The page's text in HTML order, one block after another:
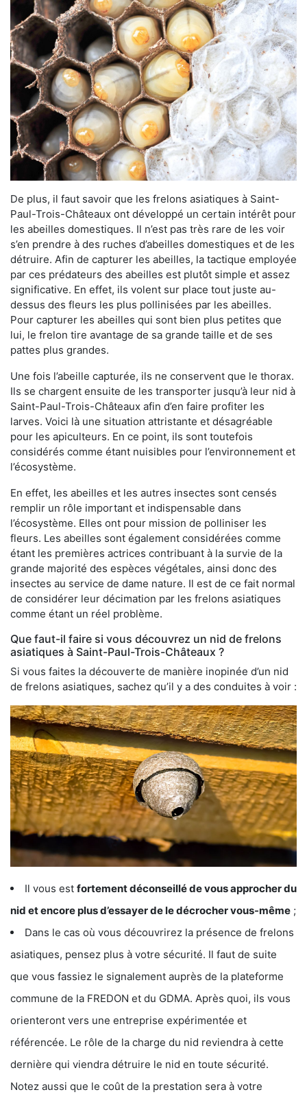
De plus, il faut savoir que les frelons asiatiques à Saint-
Paul-Trois-Châteaux ont développé un certain intérêt pour
les abeilles domestiques. Il n’est pas très rare de les voir
s’en prendre à des ruches d’abeilles domestiques et de les
détruire. Afin de capturer les abeilles, la tactique employée
par ces prédateurs des abeilles est plutôt simple et assez
significative. En effet, ils volent sur place tout juste au-
dessus des fleurs les plus pollinisées par les abeilles.
Pour capturer les abeilles qui sont bien plus petites que
lui, le frelon tire avantage de sa grande taille et de ses
pattes plus grandes.
Une fois l’abeille capturée, ils ne conservent que le thorax.
Ils se chargent ensuite de les transporter jusqu’à leur nid à
Saint-Paul-Trois-Châteaux afin d’en faire profiter les
larves. Voici là une situation attristante et désagréable
pour les apiculteurs. En ce point, ils sont toutefois
considérés comme étant nuisibles pour l’environnement et
l’écosystème.
En effet, les abeilles et les autres insectes sont censés
remplir un rôle important et indispensable dans
l’écosystème. Elles ont pour mission de polliniser les
fleurs. Les abeilles sont également considérées comme
étant les premières actrices contribuant à la survie de la
grande majorité des espèces végétales, ainsi donc des
insectes au service de dame nature. Il est de ce fait normal
de considérer leur décimation par les frelons asiatiques
comme étant un réel problème.
Que faut-il faire si vous découvrez un nid de frelons
asiatiques à Saint-Paul-Trois-Châteaux ?
Si vous faites la découverte de manière inopinée d’un nid
de frelons asiatiques, sachez qu’il y a des conduites à voir :
Il vous est fortement déconseillé de vous approcher du
nid et encore plus d’essayer de le décrocher vous-même ;
Dans le cas où vous découvrirez la présence de frelons
asiatiques, pensez plus à votre sécurité. Il faut de suite
que vous fassiez le signalement auprès de la plateforme
commune de la FREDON et du GDMA. Après quoi, ils vous
orienteront vers une entreprise expérimentée et
référencée. Le rôle de la charge du nid reviendra à cette
dernière qui viendra détruire le nid en toute sécurité.
Notez aussi que le coût de la prestation sera à votre